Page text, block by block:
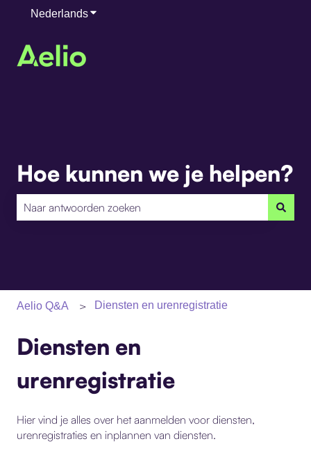
NederlandsSubmenu tonen voor vertalingen
Hoe kunnen we je helpen?
Aelio Q&A Diensten en urenregistratie
Diensten en
urenregistratie
Hier vind je alles over het aanmelden voor diensten,
urenregistraties en inplannen van diensten.